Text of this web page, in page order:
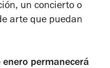
un concierto o
arte que puedan
permanecerá